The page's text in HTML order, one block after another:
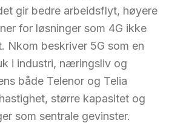
gir bedre arbeidsflyt, høyere
for løsninger som 4G ikke
Nkom beskriver 5G som en
i industri, næringsliv og
både Telenor og Telia
større kapasitet og
som sentrale gevinster.